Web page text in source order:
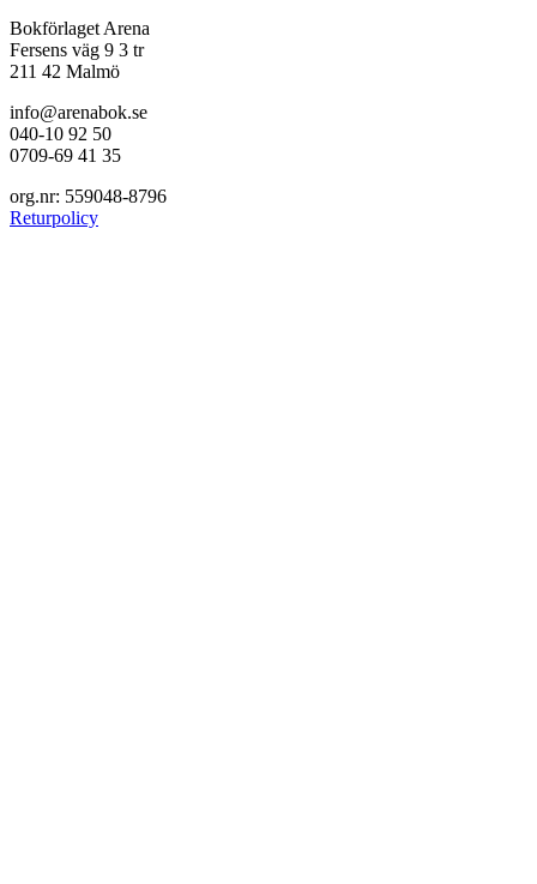
Bokförlaget Arena
Fersens väg 9 3 tr
211 42 Malmö
info@arenabok.se
040-10 92 50
0709-69 41 35
org.nr: 559048-8796
Returpolicy